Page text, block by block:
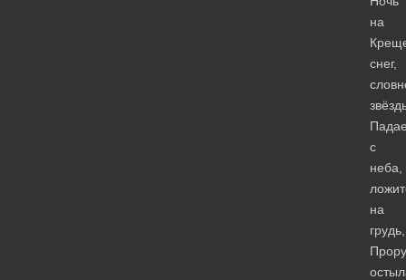
на
снег,
с
неба,
на
грудь,